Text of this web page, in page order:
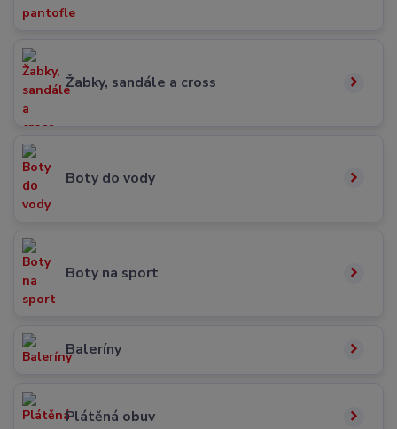
Žabky, sandále a cross
Boty do vody
Boty na sport
Baleríny
Plátěná obuv